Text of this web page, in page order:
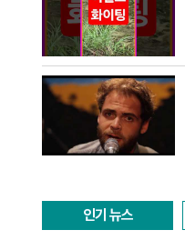
인기 뉴스